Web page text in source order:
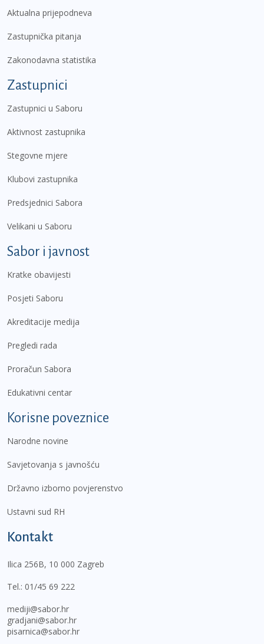
Aktualna prijepodneva
Zastupnička pitanja
Zakonodavna statistika
Zastupnici
Zastupnici u Saboru
Aktivnost zastupnika
Stegovne mjere
Klubovi zastupnika
Predsjednici Sabora
Velikani u Saboru
Sabor i javnost
Kratke obavijesti
Posjeti Saboru
Akreditacije medija
Pregledi rada
Proračun Sabora
Edukativni centar
Korisne poveznice
Narodne novine
Savjetovanja s javnošću
Državno izborno povjerenstvo
Ustavni sud RH
Kontakt
Ilica 256B, 10 000 Zagreb
Tel.: 01/45 69 222
mediji@sabor.hr
gradjani@sabor.hr
pisarnica@sabor.hr